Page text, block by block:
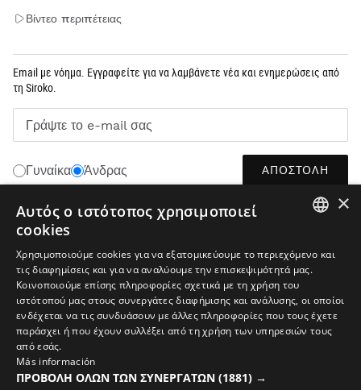
Βίντεο περιπέτειας
Email με νόημα. Εγγραφείτε για να λαμβάνετε νέα και ενημερώσεις από
τη Siroko.
Γράψτε το e-mail σας
Γυναίκα Άνδρας ΑΠΟΣΤΟΛΉ
ΕΛΛΗΝΙΚΆ
Ανακοίνωση νομικού περιεχομένου
Τεχνητή Νοημοσύνη στις Εικόνες Χάρτης ιστοτόπου
ENGLISH
GREEK
DANISH
FINNISH
×
Αυτός ο ιστότοπος χρησιμοποιεί
cookies
Χρησιμοποιούμε cookies για να εξατομικεύουμε το περιεχόμενο και
τις διαφημίσεις και για να αναλύουμε την επισκεψιμότητά μας.
Κοινοποιούμε επίσης πληροφορίες σχετικά με τη χρήση του
ιστότοπού μας στους συνεργάτες διαφήμισης και ανάλυσης, οι οποίοι
ενδέχεται να τις συνδυάσουν με άλλες πληροφορίες που τους έχετε
παράσχει ή που έχουν συλλέξει από τη χρήση των υπηρεσιών τους
από εσάς.
Más información
ΠΡΟΒΟΛΉ ΌΛΩΝ ΤΩΝ ΣΥΝΕΡΓΑΤΏΝ (1881) →